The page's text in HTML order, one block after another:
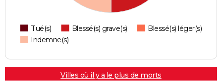
Tué(s) Blessé(s) grave(s)
Blessé(s) léger(s)
Indemne(s)
Villes où il y a le plus de morts